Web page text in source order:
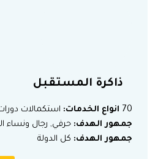
ذاكرة المستقبل
70 انواع الخدمات: استكمالات
جمهور الهدف: حرفي, رجال ونساء
جمهور الهدف: كل الدولة